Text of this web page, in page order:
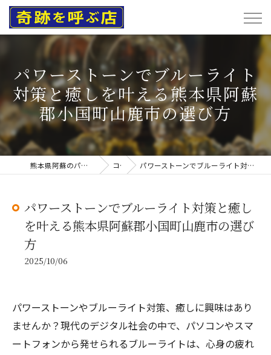
パワーストーンでブルーライト
対策と癒しを叶える熊本県阿蘇
郡小国町山鹿市の選び方
熊本県阿蘇のパワーストーンなら奇跡を呼ぶ店 コラム パワーストーンでブルーライト対策と癒しを叶える熊本県阿蘇郡小国町山鹿市の選び方
パワーストーンでブルーライト対策と癒し
を叶える熊本県阿蘇郡小国町山鹿市の選び
方
2025/10/06
パワーストーンやブルーライト対策、癒しに興味はあり
ませんか？現代のデジタル社会の中で、パソコンやスマ
ートフォンから発せられるブルーライトは、心身の疲れ